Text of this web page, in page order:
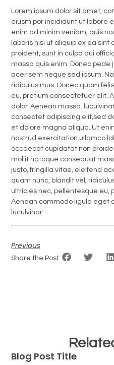
Lorem ipsum dolor sit amet,
eiusm por incididunt ut labore
enim ad minim veniam, quis
laboris nisi ut aliquip ex ea
proident, sunt in culpa qui
massa quis enim. Donec pede
acer sem neque sed ipsum.
ridiculus mus. Donec quam
eu, pretium consectetuer elit.
dolor. Aenean massa.
consectet adipiscing elit,sed
et dolore magna aliqua. Ut
nostrud exercitation ullamco
occaecat cupidatat non
mollit natoque consequat
justo, fringilla vitae, eleifend
quam nunc, blandit vel,
ultricies nec, pellentesque eu,
Aenean commodo ligula eget
luculvinar.
Previous
Share the Post:
Blog Post Title